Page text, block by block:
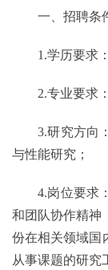
一、招聘条
1.学历要求
2.专业要求
3.研究方向
与性能研究；
4.岗位要求
和团队协作精神
份在相关领域国
从事课题的研究